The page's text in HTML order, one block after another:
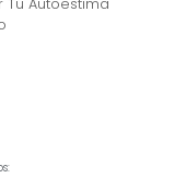
Tu Autoestima